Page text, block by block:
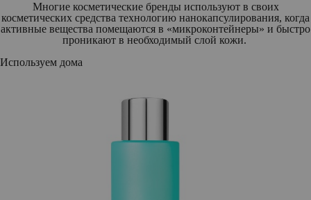
Многие косметические бренды используют в своих
косметических средства технологию нанокапсулирования, когда
активные вещества помещаются в «микроконтейнеры» и быстро
проникают в необходимый слой кожи.
Используем дома